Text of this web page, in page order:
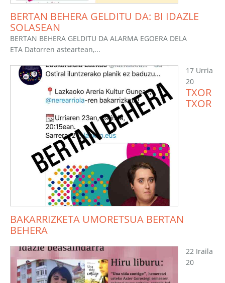
BERTAN BEHERA GELDITU DA: BI IDAZLE
SOLASEAN
BERTAN BEHERA GELDITU DA ALARMA EGOERA DELA
ETA Datorren asteartean,...
17 Urria
20
TXOR
TXOR
BAKARRIZKETA UMORETSUA BERTAN
BEHERA
22 Iraila
20